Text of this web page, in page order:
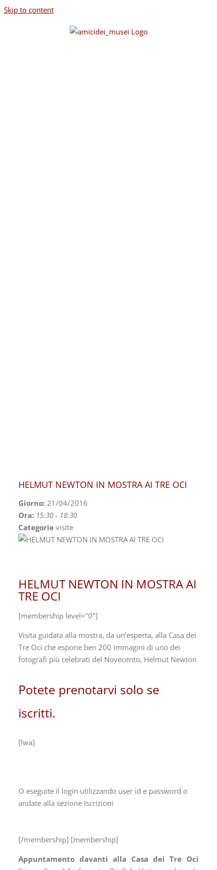
Skip to content
HELMUT NEWTON IN MOSTRA AI TRE OCI
Giorno: 21/04/2016
Ora: 15:30 - 18:30
Categorie visite
HELMUT NEWTON IN MOSTRA AI
TRE OCI
[membership level="0"]
Visita guidata alla mostra, da un’esperta, alla Casa dei
Tre Oci che espone ben 200 immagini di uno dei
fotografi più celebrati del Novecento, Helmut Newton
Potete prenotarvi solo se
iscritti.
[lwa]
O eseguite il login utilizzando user id e password o
andate alla sezione Iscrizioni
[/membership] [membership]
Appuntamento davanti alla Casa dei Tre Oci